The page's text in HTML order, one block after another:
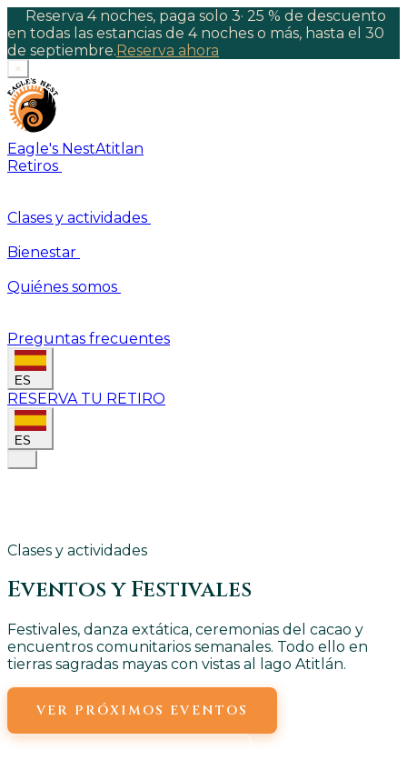
Reserva 4 noches, paga solo 3· 25 % de descuento
en todas las estancias de 4 noches o más, hasta el 30
de septiembre.Reserva ahora
×
Eagle's NestAtitlan
Retiros
Clases y actividades
Bienestar
Quiénes somos
Preguntas frecuentes
ES
RESERVA TU RETIRO
ES
Clases y actividades
Eventos y Festivales
Festivales, danza extática, ceremonias del cacao y
encuentros comunitarios semanales. Todo ello en
tierras sagradas mayas con vistas al lago Atitlán.
VER PRÓXIMOS EVENTOS